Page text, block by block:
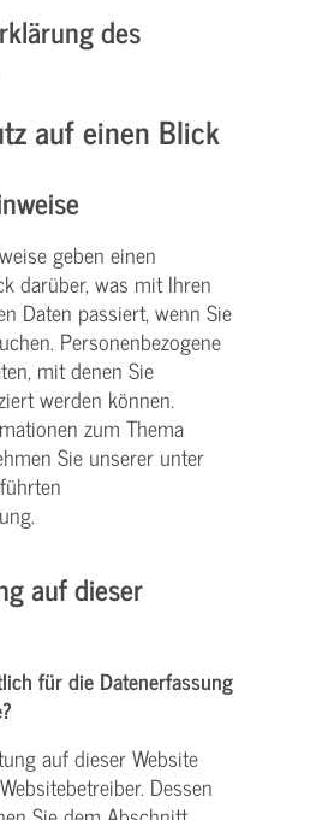
des
auf einen Blick
geben einen
darüber, was mit Ihren
Daten passiert, wenn Sie
Personenbezogene
mit denen Sie
werden können.
zum Thema
Sie unserer unter
auf dieser
für die Datenerfassung
auf dieser Website
Dessen